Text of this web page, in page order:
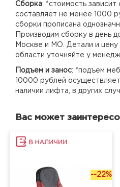
Сборка: *стоимость
составляет не менее 1000
сборки прописана
Производим сборку в день
Москве и МО. Детали и цену
области уточняйте у
Подъем и занос: *подъем
10000 рублей
наличии лифта, в других
Вас может
--22%